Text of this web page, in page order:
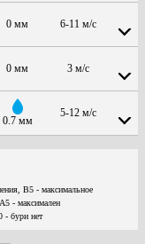
0 мм 6-11 м/с
0 мм 3 м/с
0.7 мм
5-12 м/с
В5 - максимальное
- максимален
- бури нет